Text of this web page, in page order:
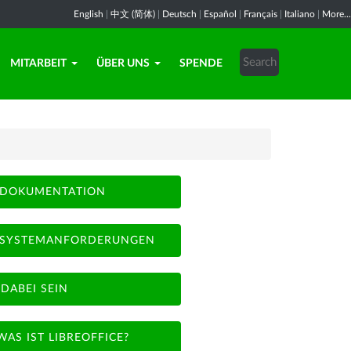
English 中文 (简体) Deutsch Español Français Italiano More...
MITARBEIT ÜBER UNS SPENDE
DOKUMENTATION
SYSTEMANFORDERUNGEN
DABEI SEIN
IST LIBREOFFICE?